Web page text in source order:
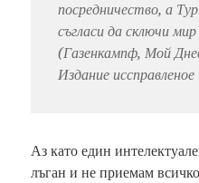
посредничество, а
съгласи да сключи
(Газенкампф, Мой
Издание
Аз като един
лъган и не приемам